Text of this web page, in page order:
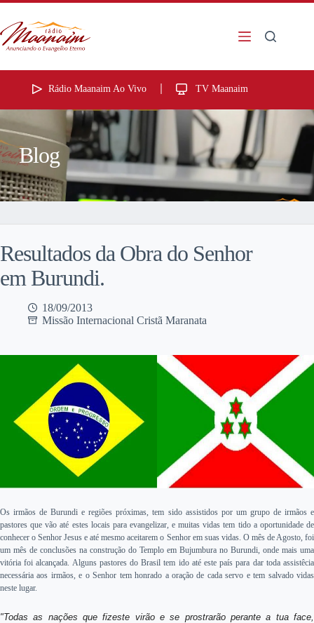
Rádio Maanaim Ao Vivo TV Maanaim
Blog
Resultados da Obra do Senhor
em Burundi.
18/09/2013
Missão Internacional Cristã Maranata
Os irmãos de Burundi e regiões próximas, tem sido assistidos por um grupo de irmãos e
pastores que vão até estes locais para evangelizar, e muitas vidas tem tido a oportunidade de
conhecer o Senhor Jesus e até mesmo aceitarem o Senhor em suas vidas. O mês de Agosto, foi
um mês de conclusões na construção do Templo em Bujumbura no Burundi, onde mais uma
vitória foi alcançada. Alguns pastores do Brasil tem ido até este país para dar toda assistêcia
necessária aos irmãos, e o Senhor tem honrado a oração de cada servo e tem salvado vidas
neste lugar.
"Todas as nações que fizeste virão e se prostrarão perante a tua face,